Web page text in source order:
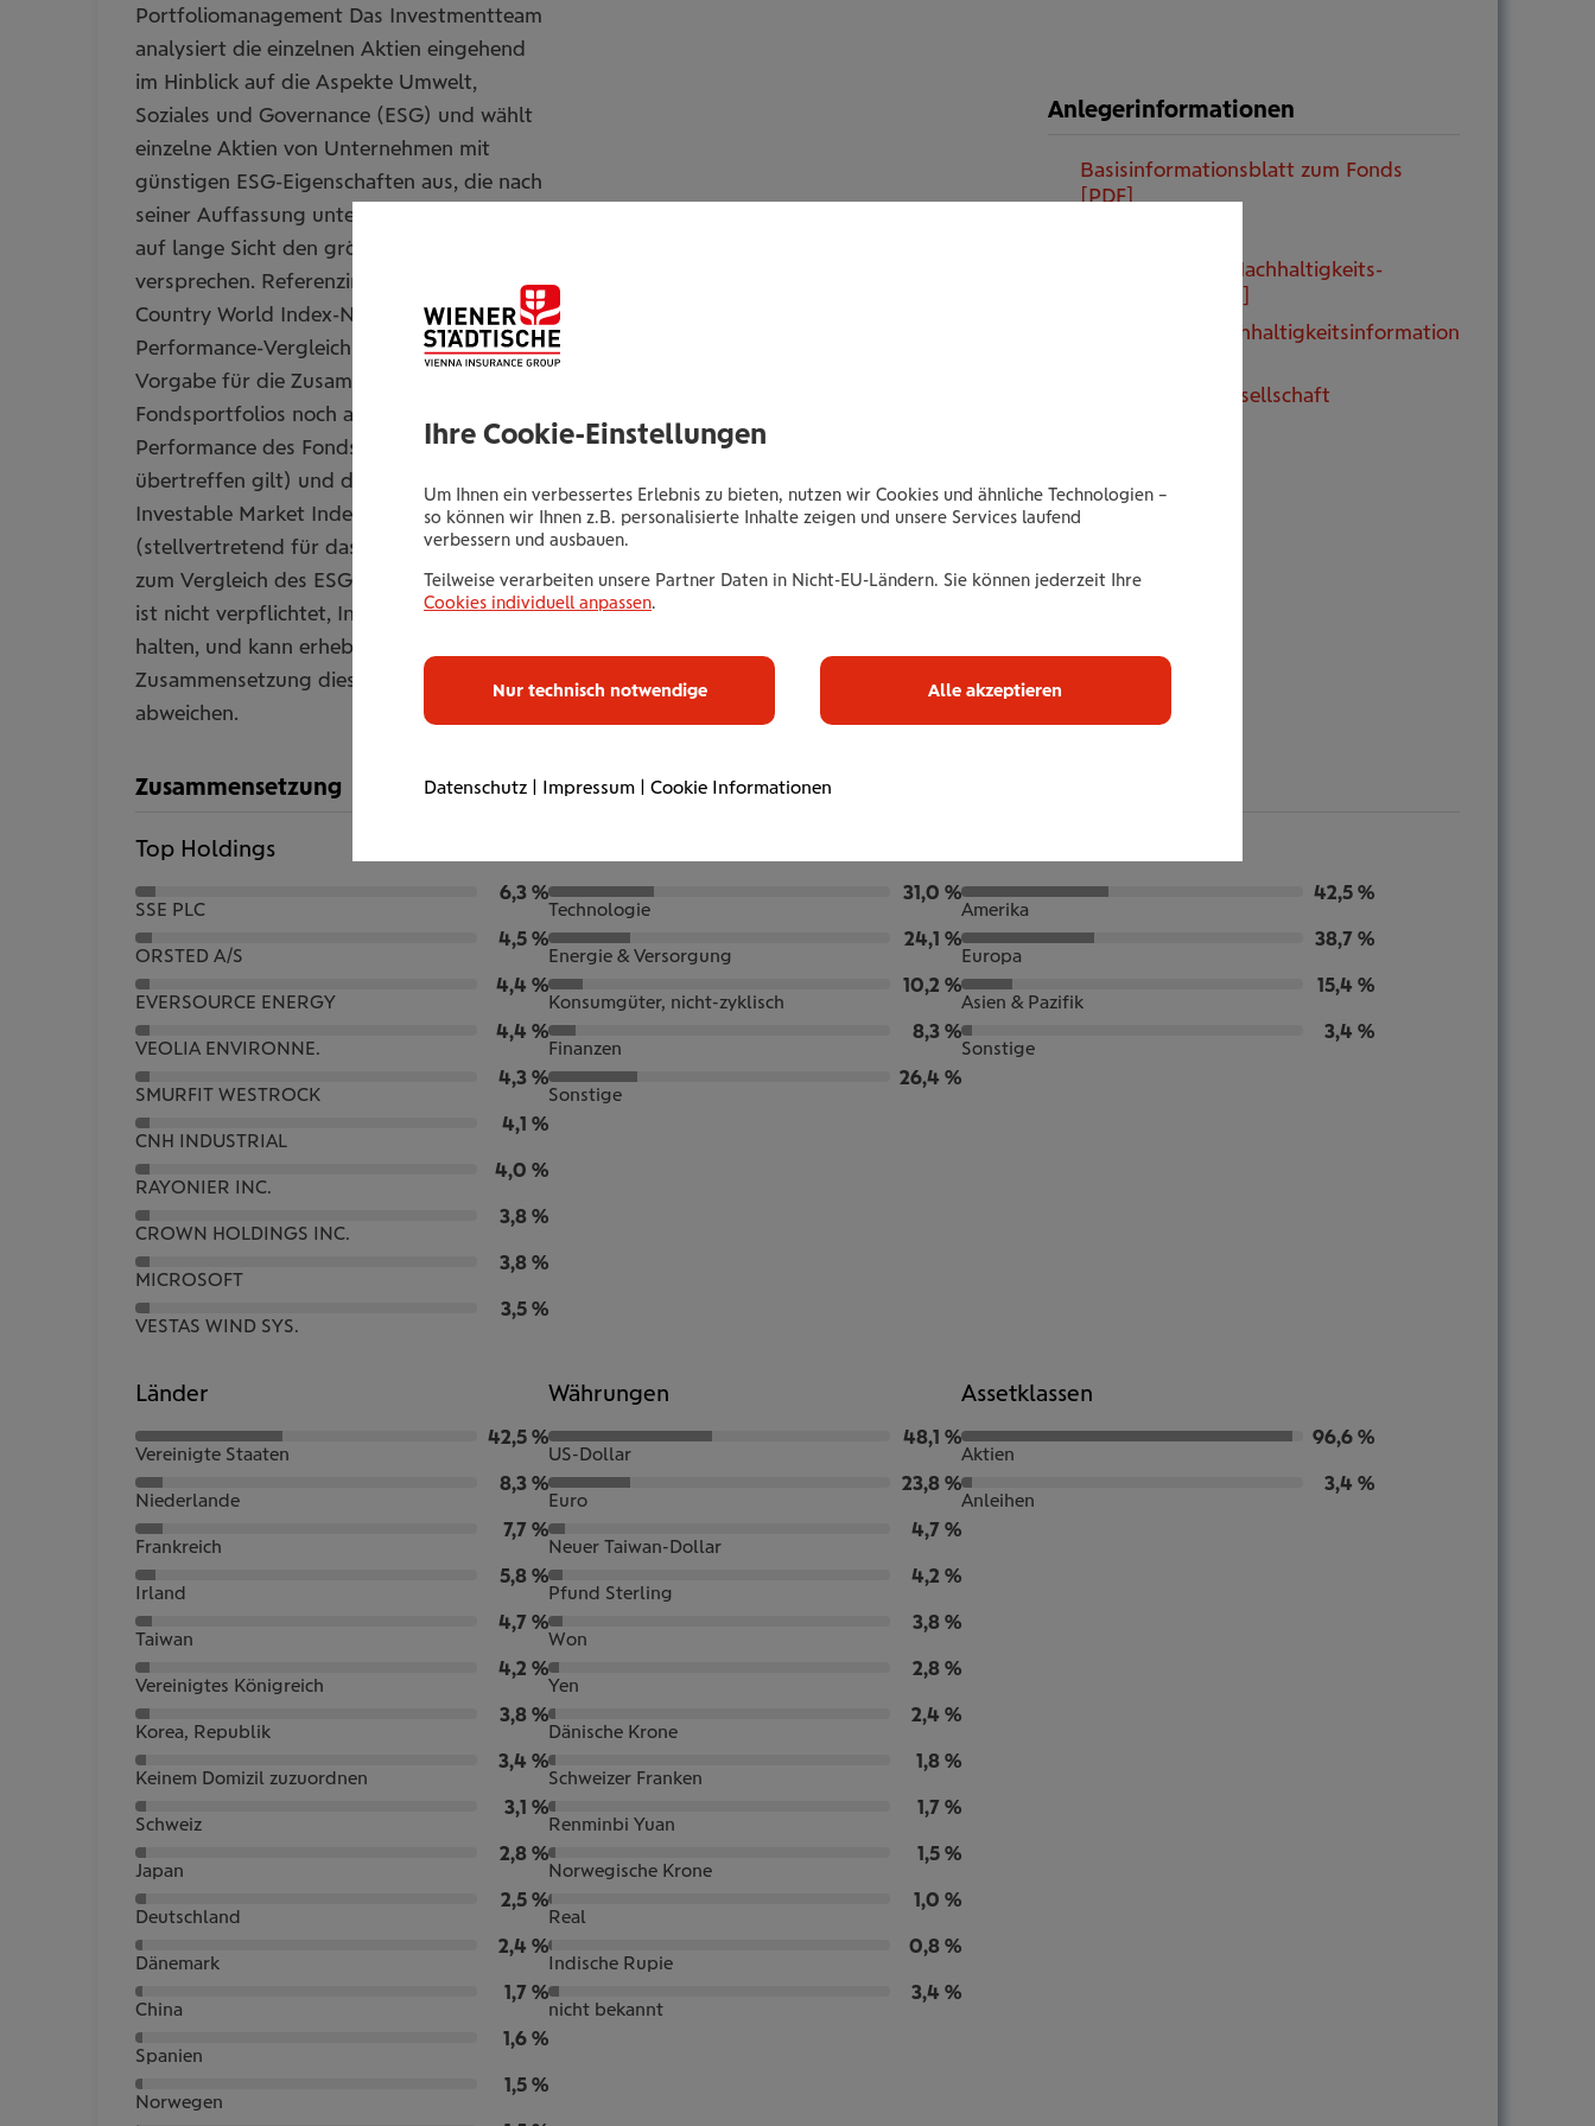
Portfoliomanagement Das Investmentteam
analysiert die einzelnen Aktien eingehend
im Hinblick auf die Aspekte Umwelt,
Soziales und Governance (ESG) und wählt
einzelne Aktien von Unternehmen mit
günstigen ESG-Eigenschaften aus, die nach
seiner Auffassung unterbewertet sind und
auf lange Sicht den größten Wertzuwachs
versprechen. Referenzindizes: Der MSCI All
Country World Index-NR (für den
Performance-Vergleich - dient weder als
Vorgabe für die Zusammenstellung des
Fondsportfolios noch als Zielwert für die
Performance des Fonds, den es zu
übertreffen gilt) und der MSCI ACWI
Investable Market Index-NR
(stellvertretend für das Anlageuniversum,
zum Vergleich des ESG-Ratings). Der Fonds
ist nicht verpflichtet, Indexbestandteile zu
halten, und kann erheblich von der
Zusammensetzung dieser Benchmarks
abweichen.
Anlegerinformationen
Basisinformations­blatt zum Fonds
[PDF]
vorvertragliche Nach­haltigkeits­
information [PDF]
regelmäßige Nach­haltigkeits­information
Link zur Fondsgesellschaft
Zusammensetzung
Top Holdings
SSE PLC
6,3 %
ORSTED A/S
4,5 %
EVERSOURCE ENERGY
4,4 %
VEOLIA ENVIRONNE.
4,4 %
SMURFIT WESTROCK
4,3 %
CNH INDUSTRIAL
4,1 %
RAYONIER INC.
4,0 %
CROWN HOLDINGS INC.
3,8 %
MICROSOFT
3,8 %
VESTAS WIND SYS.
3,5 %
Technologie
31,0 %
Energie & Versorgung
24,1 %
Konsumgüter, nicht-zyklisch
10,2 %
Finanzen
8,3 %
Sonstige
26,4 %
Amerika
42,5 %
Europa
38,7 %
Asien & Pazifik
15,4 %
Sonstige
3,4 %
Länder
Vereinigte Staaten
42,5 %
Niederlande
8,3 %
Frankreich
7,7 %
Irland
5,8 %
Taiwan
4,7 %
Vereinigtes Königreich
4,2 %
Korea, Republik
3,8 %
Keinem Domizil zuzuordnen
3,4 %
Schweiz
3,1 %
Japan
2,8 %
Deutschland
2,5 %
Dänemark
2,4 %
China
1,7 %
Spanien
1,6 %
Norwegen
1,5 %
Währungen
US-Dollar
48,1 %
Euro
23,8 %
Neuer Taiwan-Dollar
4,7 %
Pfund Sterling
4,2 %
Won
3,8 %
Yen
2,8 %
Dänische Krone
2,4 %
Schweizer Franken
1,8 %
Renminbi Yuan
1,7 %
Norwegische Krone
1,5 %
Real
1,0 %
Indische Rupie
0,8 %
nicht bekannt
3,4 %
Assetklassen
Aktien
96,6 %
Anleihen
3,4 %
Ihre Cookie-Einstellungen
Um Ihnen ein verbessertes Erlebnis zu bieten, nutzen wir Cookies und ähnliche Technologien –
so können wir Ihnen z.B. personalisierte Inhalte zeigen und unsere Services laufend
verbessern und ausbauen.
Teilweise verarbeiten unsere Partner Daten in Nicht-EU-Ländern. Sie können jederzeit Ihre
Cookies individuell anpassen.
Nur technisch notwendige Alle akzeptieren
Datenschutz | Impressum | Cookie Informationen